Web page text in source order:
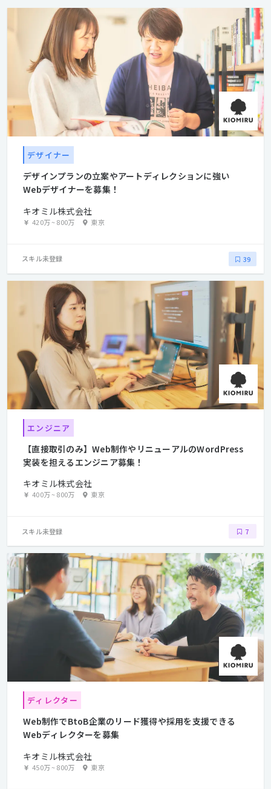
していける仕組みづくりを目指していきます。
デザイナー
デザインプランの立案やアートディレクションに強い
Webデザイナーを募集！
キオミル株式会社
420万~800万 東京
スキル未登録 39
エンジニア
【直接取引のみ】Web制作やリニューアルのWordPress
実装を担えるエンジニア募集！
キオミル株式会社
400万~800万 東京
スキル未登録 7
ディレクター
Web制作でBtoB企業のリード獲得や採用を支援できる
Webディレクターを募集
キオミル株式会社
450万~800万 東京